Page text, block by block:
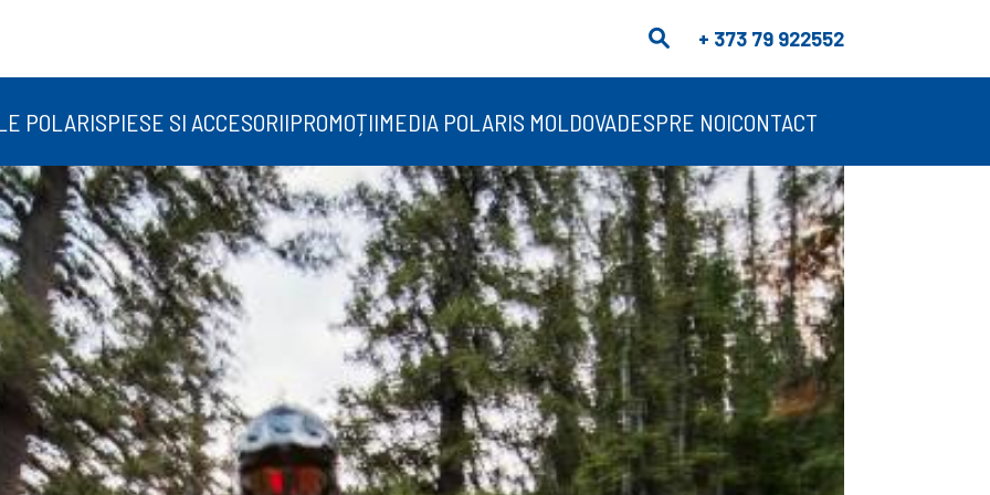
+ 373 79 922552
POLARISPIESE SI ACCESORIIPROMOȚIIMEDIA POLARIS MOLDOVADESPRE NOICONTACT